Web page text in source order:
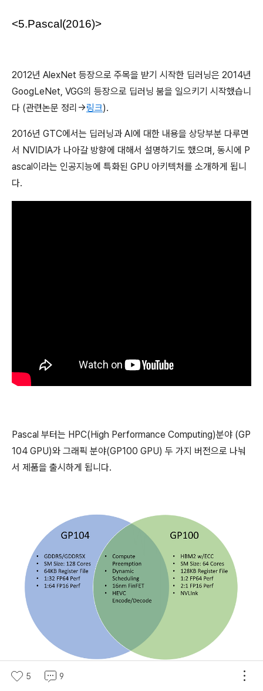
<5.Pascal(2016)>
2012년 AlexNet 등장으로 주목을 받기 시작한 딥러닝은 2014년
GoogLeNet, VGG의 등장으로 딥러닝 붐을 일으키기 시작했습니
다 (관련논문 정리->링크).
2016년 GTC에서는 딥러닝과 AI에 대한 내용을 상당부분 다루면
서 NVIDIA가 나아갈 방향에 대해서 설명하기도 했으며, 동시에 P
ascal이라는 인공지능에 특화된 GPU 아키텍처를 소개하게 됩니
다.
Pascal 부터는 HPC(High Performance Computing)분야 (GP
104 GPU)와 그래픽 분야(GP100 GPU) 두 가지 버전으로 나눠
서 제품을 출시하게 됩니다.
5 9